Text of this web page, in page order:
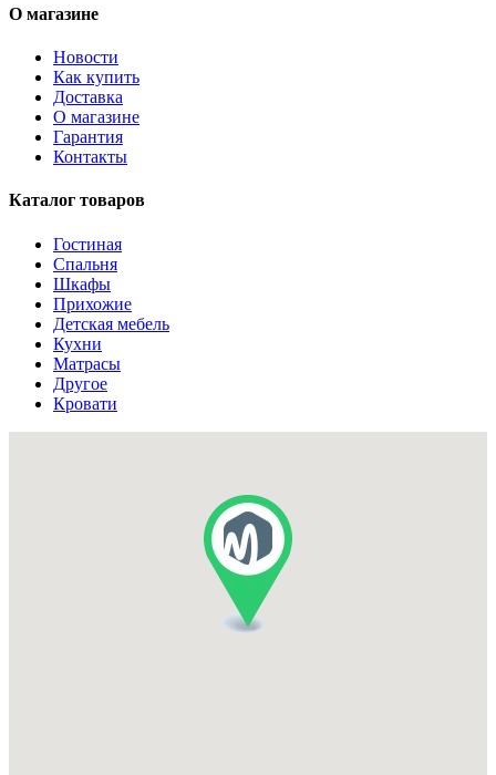
О магазине
Новости
Как купить
Доставка
О магазине
Гарантия
Контакты
Каталог товаров
Гостиная
Спальня
Шкафы
Прихожие
Детская мебель
Кухни
Матрасы
Другое
Кровати